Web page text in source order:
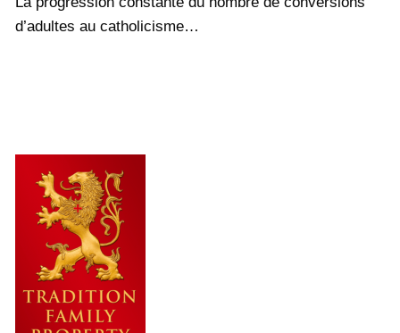
d’adultes au catholicisme…